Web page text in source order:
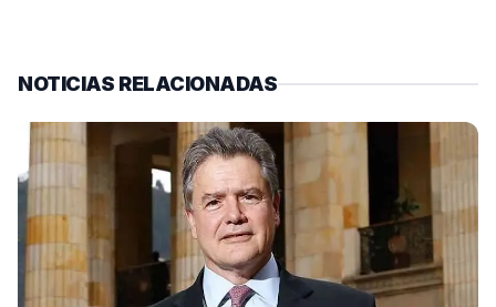
NOTICIAS RELACIONADAS